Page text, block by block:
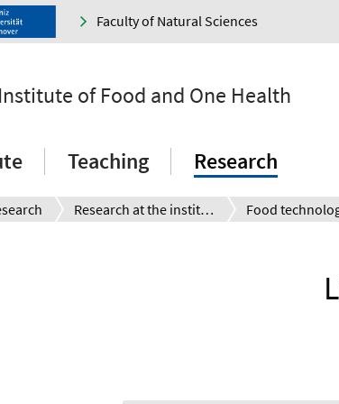
Faculty of Natural Sciences
Institute of Food and One Health
Teaching Research
Research at the institute Food